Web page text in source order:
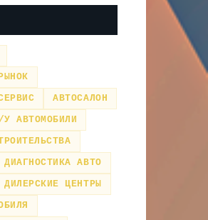
АВТОСАЛОН
У АВТОМОБИЛИ
ДИАГНОСТИКА АВТО
ДИЛЕРСКИЕ ЦЕНТРЫ